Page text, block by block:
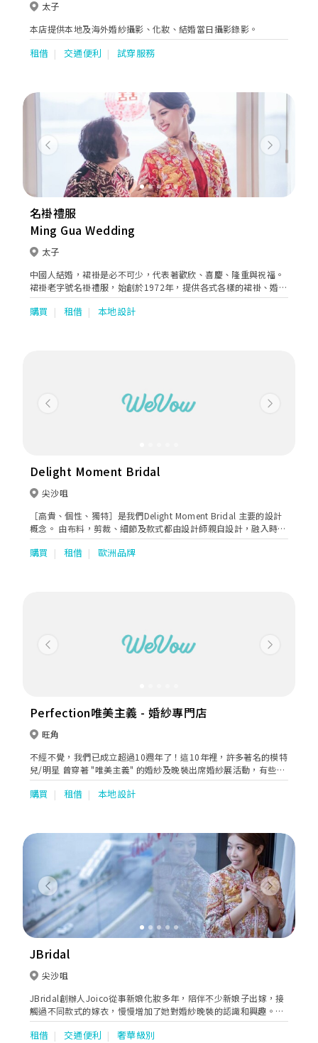
太子
本店提供本地及海外婚紗攝影、化妝、結婚當日攝影錄影。
租借 交通便利 試穿服務
Previous Next
名褂禮服
Ming Gua Wedding
太子
中國人結婚，裙褂是必不可少，代表著歡欣、喜慶、隆重與祝福。
裙褂老字號名褂禮服，始創於1972年，提供各式各樣的裙褂、婚
紗、新郎禮服、進場晚裝、媽咪衫等，配合慇勤服務，照顧客人的
一切需要，一直深受客人愛戴。本公司亦提供婚禮攝影、新娘化
購買 租借 本地設計
Previous Next
Delight Moment Bridal
尖沙咀
［高貴、個性、獨特］是我們Delight Moment Bridal 主要的設計
概念。 由布料，剪裁、細節及款式都由設計師親自設計，融入時
尚，自然及生活細節，設計出獨一無異手工婚紗同晚裝，展現出新
娘子最美的一面。
購買 租借 歐洲品牌
Previous Next
Perfection唯美主義 - 婚紗專門店
旺角
不經不覺，我們已成立超過10週年了！這10年裡，許多著名的模特
兒/明星 曾穿著 "唯美主義" 的婚紗及晚裝出席婚紗展活動，有些模
特兒/明星更成為了我們的代言人。今年，由於我們在韓國選購了一
些最新的韓式婚紗及晚裝，所以，曾被傳媒追訪韓式婚紗的特色及
購買 租借 本地設計
Previous Next
JBridal
尖沙咀
JBridal創辦人Joico從事新娘化妝多年，陪伴不少新娘子出嫁，接
觸過不同款式的嫁衣，慢慢增加了她對婚紗晚裝的認識和興趣。為
了提供更優質完整的造型服務，於本年開設了JBridal，提供婚紗晚
裝租借服務，以高品質的嫁衣和優質新娘化妝服務，為新娘打造完
租借 交通便利 奢華級別